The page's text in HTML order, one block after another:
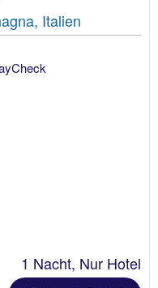
Italien
1 Nacht, Nur Hotel